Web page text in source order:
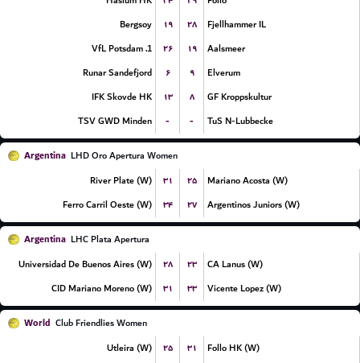
Bergsoy
۱۹ ۲۸
Fjellhammer IL
1. VfL Potsdam
۲۶ ۱۹
Aalsmeer
Runar Sandefjord
۶ ۹
Elverum
IFK Skovde HK
۱۳ ۸
GF Kroppskultur
TSV GWD Minden
- - TuS N-Lubbecke
Argentina LHD Oro Apertura Women
River Plate (W)
۳۱ ۲۵
Mariano Acosta (W)
Ferro Carril Oeste (W)
۳۴ ۲۷ Argentinos Juniors (W)
Argentina LHC Plata Apertura
Universidad De Buenos Aires (W)
۲۸ ۲۳
CA Lanus (W)
CID Mariano Moreno (W)
۳۱ ۳۳ Vicente Lopez (W)
World Club Friendlies Women
Utleira (W)
۲۵ ۳۱
Follo HK (W)